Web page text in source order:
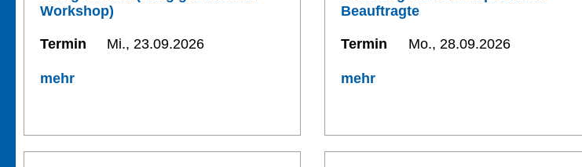
Workshop)
Termin Mi., 23.09.2026
mehr
Beauftragte
Termin Mo., 28.09.2026
mehr